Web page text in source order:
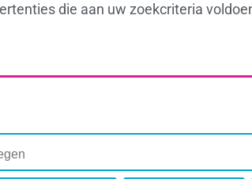
die aan uw zoekcriteria